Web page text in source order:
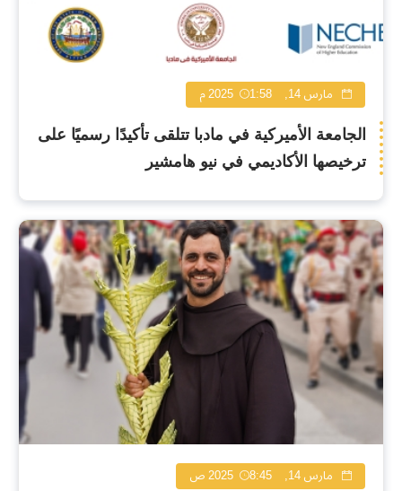
مارس 14, 2025 1:58 م
الجامعة الأميركية في مادبا تتلقى تأكيدًا رسميًا على
ترخيصها الأكاديمي في نيو هامشير
مارس 14, 2025 8:45 ص